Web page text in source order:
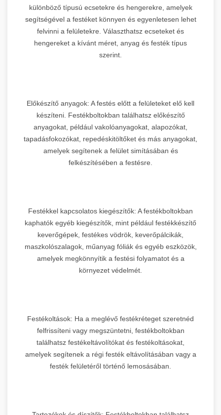
különböző típusú ecsetekre és hengerekre, amelyek
segítségével a festéket könnyen és egyenletesen lehet
felvinni a felületekre. Választhatsz ecseteket és
hengereket a kívánt méret, anyag és festék típus
szerint.
Előkészítő anyagok: A festés előtt a felületeket elő kell
készíteni. Festékboltokban találhatsz előkészítő
anyagokat, például vakolóanyagokat, alapozókat,
tapadásfokozókat, repedéskitöltőket és más anyagokat,
amelyek segítenek a felület simításában és
felkészítésében a festésre.
Festékkel kapcsolatos kiegészítők: A festékboltokban
kaphatók egyéb kiegészítők, mint például festékkészítő
keverőgépek, festékes vödrök, keverőpálcikák,
maszkolószalagok, műanyag fóliák és egyéb eszközök,
amelyek megkönnyítik a festési folyamatot és a
környezet védelmét.
Festékoltások: Ha a meglévő festékréteget szeretnéd
felfrissíteni vagy megszüntetni, festékboltokban
találhatsz festékeltávolítókat és festékoltásokat,
amelyek segítenek a régi festék eltávolításában vagy a
festék felületéről történő lemosásában.